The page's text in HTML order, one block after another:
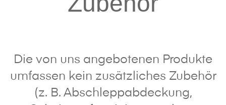
Die von uns angebotenen Produkte
umfassen kein zusätzliches Zubehör
(z. B. Abschleppabdeckung,